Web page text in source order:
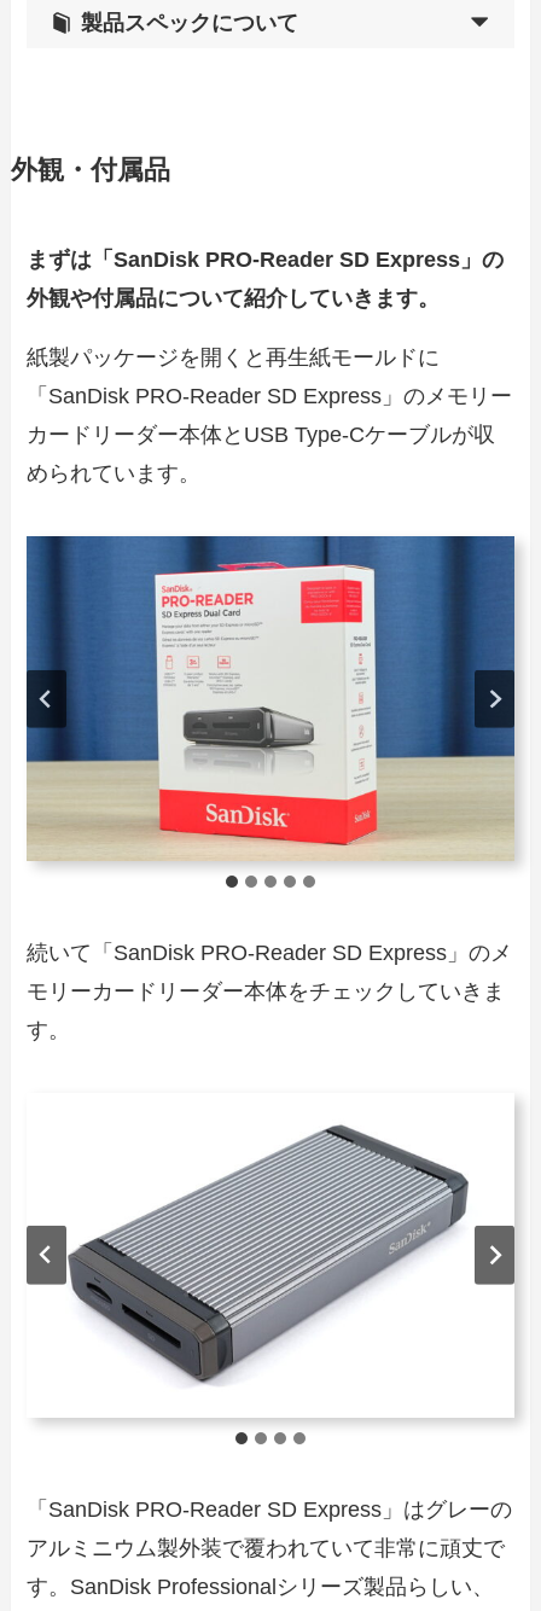
製品スペックについて
外観・付属品
まずは「SanDisk PRO-Reader SD Express」の
外観や付属品について紹介していきます。
紙製パッケージを開くと再生紙モールドに
「SanDisk PRO-Reader SD Express」のメモリー
カードリーダー本体とUSB Type-Cケーブルが収
められています。
続いて「SanDisk PRO-Reader SD Express」のメ
モリーカードリーダー本体をチェックしていきま
す。
「SanDisk PRO-Reader SD Express」はグレーの
アルミニウム製外装で覆われていて非常に頑丈で
す。SanDisk Professionalシリーズ製品らしい、